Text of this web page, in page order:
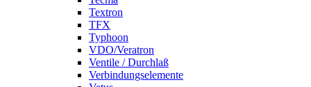
Textron
TFX
Typhoon
VDO/Veratron
Ventile / Durchlaß
Verbindungselemente